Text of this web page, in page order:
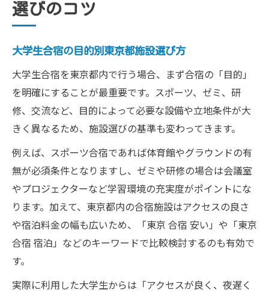
選びのコツ
大学生合宿の目的別東京都施設選び方
大学生合宿を東京都内で行う場合、まず合宿の「目的」
を明確にすることが最重要です。スポーツ、ゼミ、研
修、交流など、目的によって必要な設備や立地条件が大
きく異なるため、施設選びの基準も変わってきます。
例えば、スポーツ合宿であれば体育館やグラウンドの有
無が必須条件となりますし、ゼミや研修の場合は会議室
やプロジェクターなど学習環境の充実度がポイントにな
ります。加えて、東京都内の合宿施設はアクセスの良さ
や宿泊料金の幅も広いため、「東京 合宿 安い」や「東京
合宿 宿泊」などのキーワードで比較検討するのも有効で
す。
実際に利用した大学生からは「アクセスが良く、夜遅く